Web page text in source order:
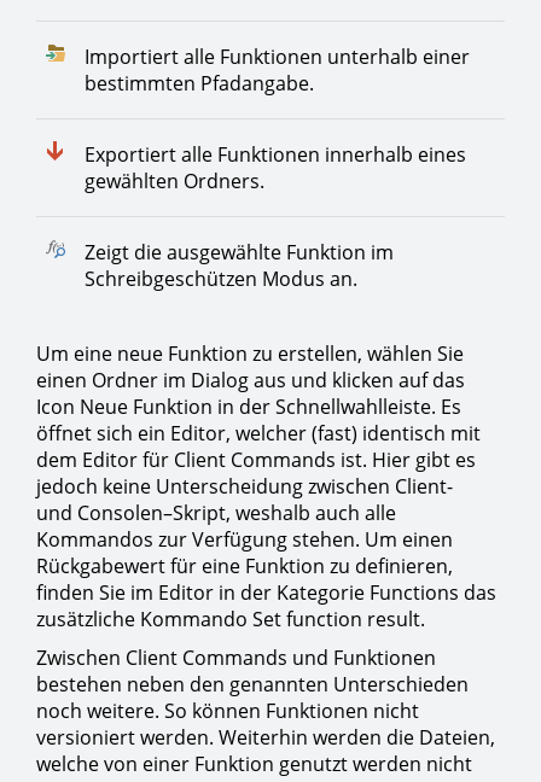
Importiert alle Funktionen unterhalb einer
bestimmten Pfadangabe.
Exportiert alle Funktionen innerhalb eines
gewählten Ordners.
Zeigt die ausgewählte Funktion im
Schreibgeschützen Modus an.
Um eine neue Funktion zu erstellen, wählen Sie
einen Ordner im Dialog aus und klicken auf das
Icon Neue Funktion in der Schnellwahlleiste. Es
öffnet sich ein Editor, welcher (fast) identisch mit
dem Editor für Client Commands ist. Hier gibt es
jedoch keine Unterscheidung zwischen Client-
und Consolen–Skript, weshalb auch alle
Kommandos zur Verfügung stehen. Um einen
Rückgabewert für eine Funktion zu definieren,
finden Sie im Editor in der Kategorie Functions das
zusätzliche Kommando Set function result.
Zwischen Client Commands und Funktionen
bestehen neben den genannten Unterschieden
noch weitere. So können Funktionen nicht
versioniert werden. Weiterhin werden die Dateien,
welche von einer Funktion genutzt werden nicht